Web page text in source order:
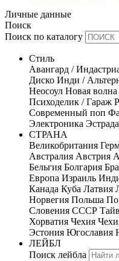
Личные данные
Поиск
Поиск по каталогу
Стиль
Авангард /
Диско Инди /
Неосоул Новая волна
Психоделик / Гараж
Современный поп
Электроника Эстрада
СТРАНА
Великобритания
Австралия Австрия
Бельгия Болгария
Европа Израиль
Канада Куба Латвия
Норвегия Польша
Словения СССР
Хорватия Чехия
Эстония Югославия
ЛЕЙБЛ
Поиск лейбла